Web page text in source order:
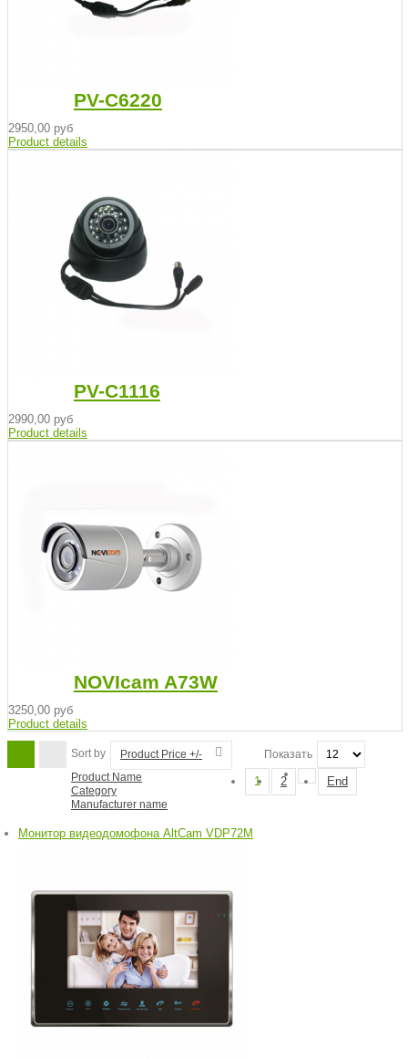
PV-C6220
2950,00 руб
Product details
PV-C1116
2990,00 руб
Product details
NOVIcam A73W
3250,00 руб
Product details
Sort by
Product Price +/-
Product Name
Category
Manufacturer name
Показать
1 2 End
Монитор видеодомофона AltCam VDP72M